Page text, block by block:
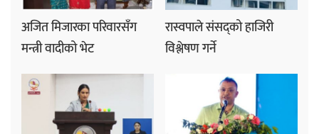
अजित मिजारका परिवारसँग
मन्त्री वादीको भेट
रास्वपाले संसद्को हाजिरी
विश्लेषण गर्ने